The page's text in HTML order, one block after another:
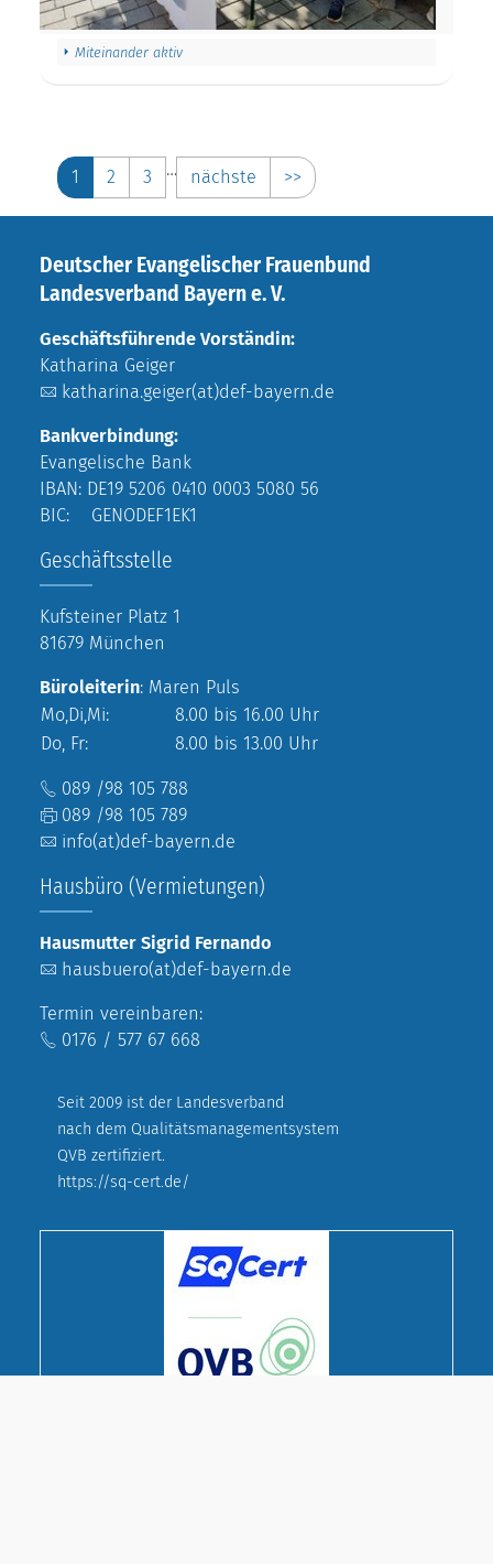
Miteinander aktiv
1 2 3 … nächste >>
Deutscher Evangelischer Frauenbund
Landesverband Bayern e. V.
Geschäftsführende Vorständin:
Katharina Geiger
katharina.geiger(at)def-bayern.de
Bankverbindung:
Evangelische Bank
IBAN: DE19 5206 0410 0003 5080 56
BIC: GENODEF1EK1
Geschäftsstelle
Kufsteiner Platz 1
81679 München
Büroleiterin: Maren Puls
Mo,Di,Mi:
8.00 bis 16.00 Uhr
Do, Fr:
8.00 bis 13.00 Uhr
089 /98 105 788
089 /98 105 789
info(at)def-bayern.de
Hausbüro (Vermietungen)
Hausmutter Sigrid Fernando
hausbuero(at)def-bayern.de
Termin vereinbaren:
0176 / 577 67 668
Seit 2009 ist der Landesverband
nach dem Qualitätsmanagementsystem
QVB zertifiziert.
https://sq-cert.de/